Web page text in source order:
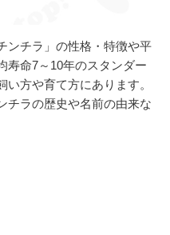
ンチラ」の性格・特徴や平
寿命7～10年のスタンダー
い方や育て方にあります。
チラの歴史や名前の由来な